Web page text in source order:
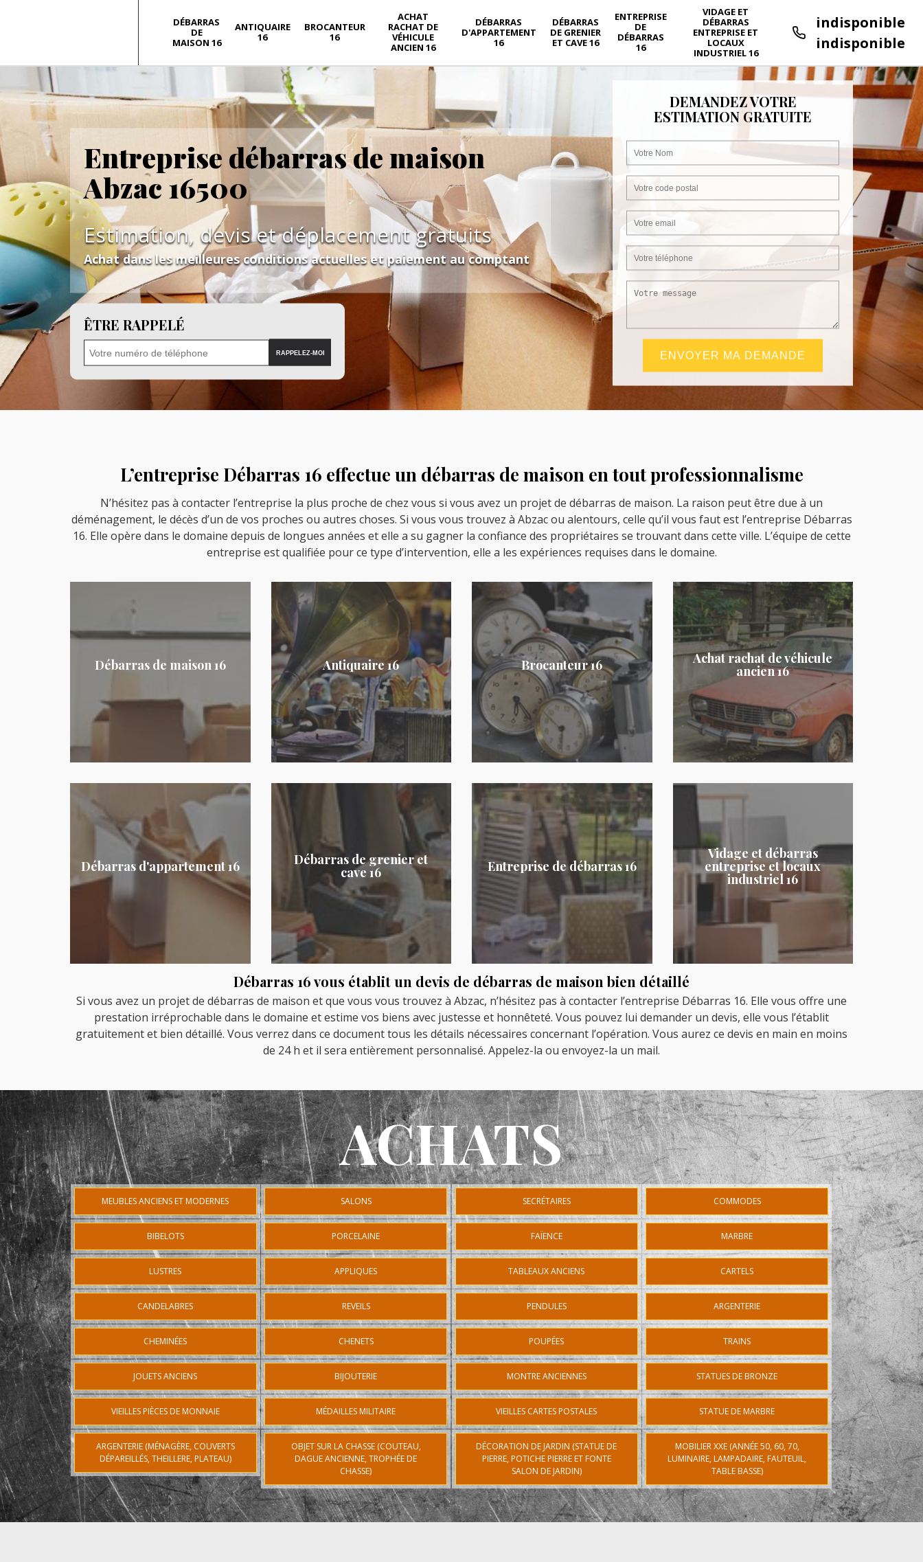
DÉBARRAS
DE
MAISON 16
ANTIQUAIRE
16
BROCANTEUR
16
ACHAT
RACHAT DE
VÉHICULE
ANCIEN 16
DÉBARRAS
D'APPARTEMENT
16
DÉBARRAS
DE GRENIER
ET CAVE 16
ENTREPRISE
DE
DÉBARRAS
16
VIDAGE ET
DÉBARRAS
ENTREPRISE ET
LOCAUX
INDUSTRIEL 16
indisponible
indisponible
Entreprise débarras de maison
Abzac 16500
Estimation, devis et déplacement gratuits
Achat dans les meilleures conditions actuelles et paiement au comptant
ÊTRE RAPPELÉ
DEMANDEZ VOTRE
ESTIMATION GRATUITE
L’entreprise Débarras 16 effectue un débarras de maison en tout professionnalisme
N’hésitez pas à contacter l’entreprise la plus proche de chez vous si vous avez un projet de débarras de maison. La raison peut être due à un
déménagement, le décès d’un de vos proches ou autres choses. Si vous vous trouvez à Abzac ou alentours, celle qu’il vous faut est l’entreprise Débarras
16. Elle opère dans le domaine depuis de longues années et elle a su gagner la confiance des propriétaires se trouvant dans cette ville. L’équipe de cette
entreprise est qualifiée pour ce type d’intervention, elle a les expériences requises dans le domaine.
Débarras de maison 16 Antiquaire 16 Brocanteur 16 Achat rachat de véhicule
ancien 16
Débarras d'appartement 16 Débarras de grenier et
cave 16 Entreprise de débarras 16
Vidage et débarras
entreprise et locaux
industriel 16
Débarras 16 vous établit un devis de débarras de maison bien détaillé
Si vous avez un projet de débarras de maison et que vous vous trouvez à Abzac, n’hésitez pas à contacter l’entreprise Débarras 16. Elle vous offre une
prestation irréprochable dans le domaine et estime vos biens avec justesse et honnêteté. Vous pouvez lui demander un devis, elle vous l’établit
gratuitement et bien détaillé. Vous verrez dans ce document tous les détails nécessaires concernant l’opération. Vous aurez ce devis en main en moins
de 24 h et il sera entièrement personnalisé. Appelez-la ou envoyez-la un mail.
ACHATS
MEUBLES ANCIENS ET MODERNES SALONS SECRÉTAIRES COMMODES
BIBELOTS PORCELAINE FAÏENCE MARBRE
LUSTRES APPLIQUES TABLEAUX ANCIENS CARTELS
CANDELABRES REVEILS PENDULES ARGENTERIE
CHEMINÉES CHENETS POUPÉES TRAINS
JOUETS ANCIENS BIJOUTERIE MONTRE ANCIENNES STATUES DE BRONZE
VIEILLES PIÈCES DE MONNAIE MÉDAILLES MILITAIRE VIEILLES CARTES POSTALES STATUE DE MARBRE
ARGENTERIE (MÉNAGÈRE, COUVERTS
DÉPAREILLÉS, THEILLERE, PLATEAU)
OBJET SUR LA CHASSE (COUTEAU,
DAGUE ANCIENNE, TROPHÉE DE
CHASSE)
DÉCORATION DE JARDIN (STATUE DE
PIERRE, POTICHE PIERRE ET FONTE
SALON DE JARDIN)
MOBILIER XXE (ANNÉE 50, 60, 70,
LUMINAIRE, LAMPADAIRE, FAUTEUIL,
TABLE BASSE)